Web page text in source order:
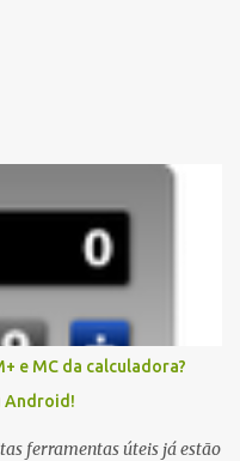
e MC da calculadora?
Android!
ferramentas úteis já estão